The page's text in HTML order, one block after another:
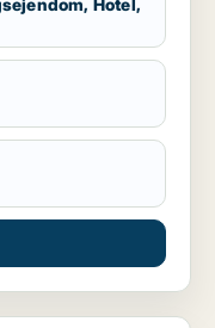
Hotel,